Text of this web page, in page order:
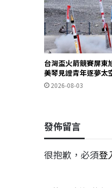
台灣盃火箭競賽屏東
美琴見證青年逐夢太
2026-08-03
發佈留言
很抱歉，必須登